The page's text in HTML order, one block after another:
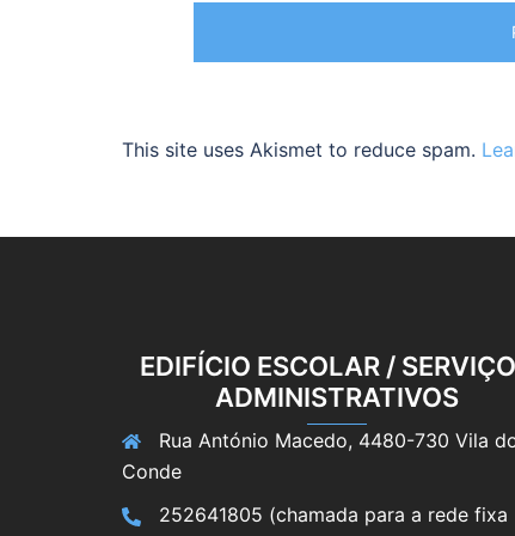
This site uses Akismet to reduce spam.
EDIFÍCIO ESCOLAR /
ADMINISTRATIVOS
Rua António Macedo, 4480-730 Vila
Conde
252641805 (chamada para a rede fixa